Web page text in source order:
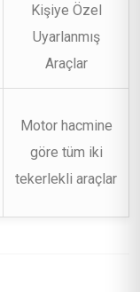
Kişiye Özel
Uyarlanmış
Araçlar
Motor hacmine
göre tüm iki
tekerlekli araçlar